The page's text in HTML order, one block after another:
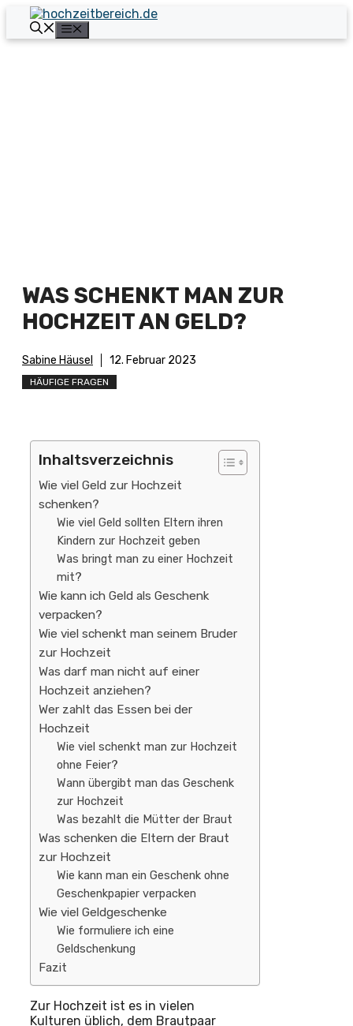
Zum
Inhalt
springen
WAS SCHENKT MAN ZUR
HOCHZEIT AN GELD?
Sabine Häusel 12. Februar 2023
HÄUFIGE FRAGEN
Inhaltsverzeichnis
Wie viel Geld zur Hochzeit
schenken?
Wie viel Geld sollten Eltern ihren
Kindern zur Hochzeit geben
Was bringt man zu einer Hochzeit
mit?
Wie kann ich Geld als Geschenk
verpacken?
Wie viel schenkt man seinem Bruder
zur Hochzeit
Was darf man nicht auf einer
Hochzeit anziehen?
Wer zahlt das Essen bei der
Hochzeit
Wie viel schenkt man zur Hochzeit
ohne Feier?
Wann übergibt man das Geschenk
zur Hochzeit
Was bezahlt die Mütter der Braut
Was schenken die Eltern der Braut
zur Hochzeit
Wie kann man ein Geschenk ohne
Geschenkpapier verpacken
Wie viel Geldgeschenke
Wie formuliere ich eine
Geldschenkung
Fazit
Zur Hochzeit ist es in vielen
Kulturen üblich, dem Brautpaar